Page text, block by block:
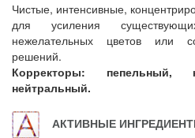
Чистые, интенсивные,
для усиления
нежелательных цветов или
решений.
Корректоры: пепельный,
нейтральный.
АКТИВНЫЕ